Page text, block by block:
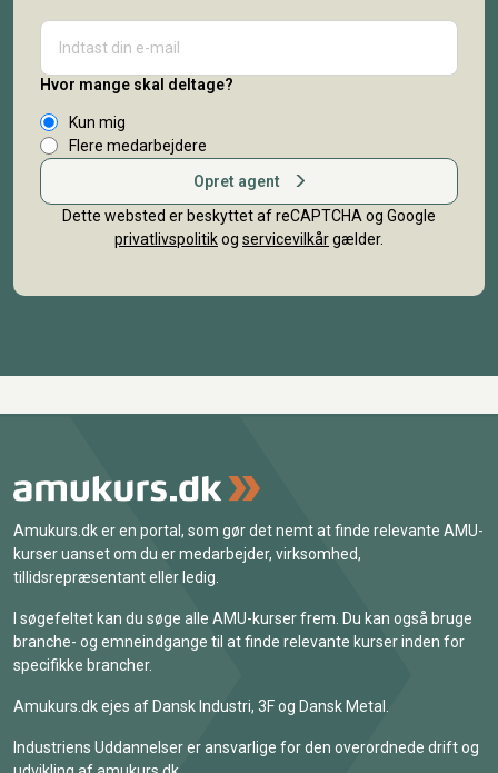
Hvor mange skal deltage?
Kun mig
Flere medarbejdere
Opret agent
Dette websted er beskyttet af reCAPTCHA og Google
privatlivspolitikog servicevilkårgælder.
Amukurs.dk er en portal, som gør det nemt at finde relevante AMU-
kurser uanset om du er medarbejder, virksomhed,
tillidsrepræsentant eller ledig.
I søgefeltet kan du søge alle AMU-kurser frem. Du kan også bruge
branche- og emneindgange til at finde relevante kurser inden for
specifikke brancher.
Amukurs.dk ejes af Dansk Industri, 3F og Dansk Metal.
Industriens Uddannelser er ansvarlige for den overordnede drift og